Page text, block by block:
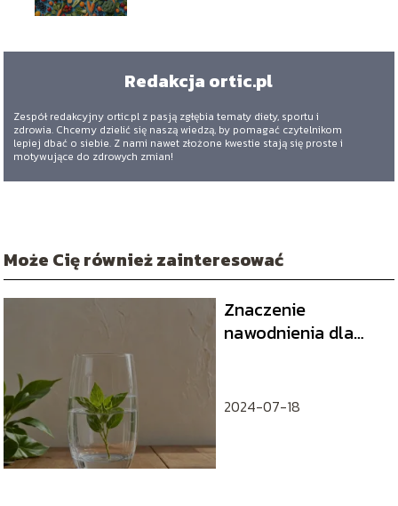
Redakcja ortic.pl
Zespół redakcyjny ortic.pl z pasją zgłębia tematy diety, sportu i
zdrowia. Chcemy dzielić się naszą wiedzą, by pomagać czytelnikom
lepiej dbać o siebie. Z nami nawet złożone kwestie stają się proste i
motywujące do zdrowych zmian!
Może Cię również zainteresować
Znaczenie
nawodnienia dla
prawidłowo
2024-07-18